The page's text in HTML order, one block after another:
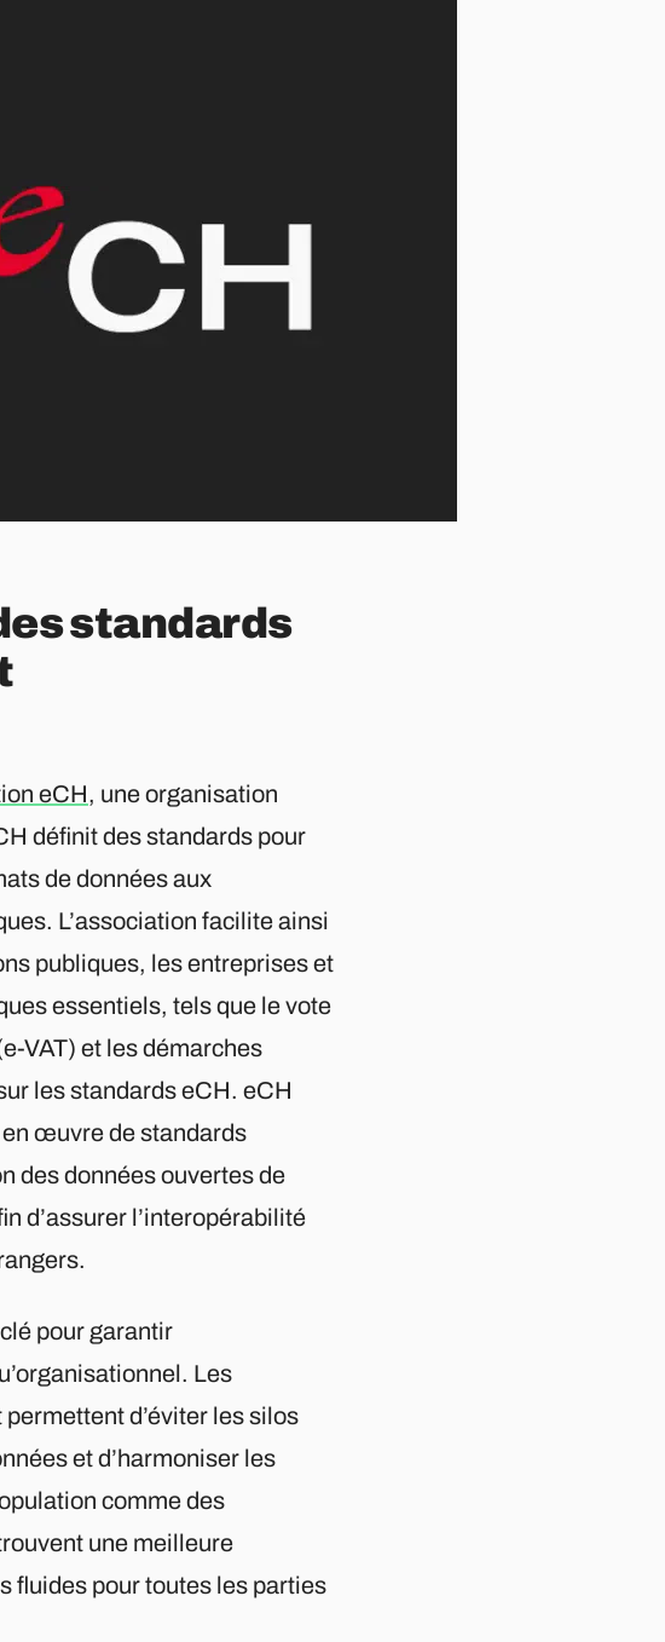
standards
eCH, une organisation
définit des standards pour
de données aux
L’association facilite ainsi
publiques, les entreprises et
essentiels, tels que le vote
VAT) et les démarches
les standards eCH. eCH
œuvre de standards
des données ouvertes de
d’assurer l’interopérabilité
pour garantir
Les
d’éviter les silos
et d’harmoniser les
comme des
une meilleure
fluides pour toutes les parties